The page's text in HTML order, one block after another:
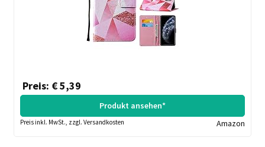
Preis: € 5,39
Produkt ansehen*
Preis inkl. MwSt., zzgl. Versandkosten Amazon